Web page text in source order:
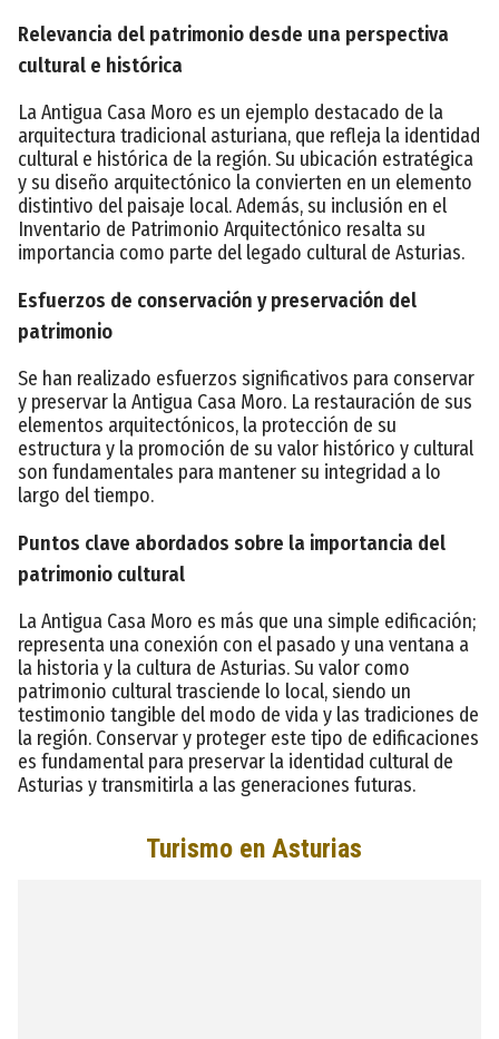
Relevancia del patrimonio desde una perspectiva
cultural e histórica
La Antigua Casa Moro es un ejemplo destacado de la
arquitectura tradicional asturiana, que refleja la identidad
cultural e histórica de la región. Su ubicación estratégica
y su diseño arquitectónico la convierten en un elemento
distintivo del paisaje local. Además, su inclusión en el
Inventario de Patrimonio Arquitectónico resalta su
importancia como parte del legado cultural de Asturias.
Esfuerzos de conservación y preservación del
patrimonio
Se han realizado esfuerzos significativos para conservar
y preservar la Antigua Casa Moro. La restauración de sus
elementos arquitectónicos, la protección de su
estructura y la promoción de su valor histórico y cultural
son fundamentales para mantener su integridad a lo
largo del tiempo.
Puntos clave abordados sobre la importancia del
patrimonio cultural
La Antigua Casa Moro es más que una simple edificación;
representa una conexión con el pasado y una ventana a
la historia y la cultura de Asturias. Su valor como
patrimonio cultural trasciende lo local, siendo un
testimonio tangible del modo de vida y las tradiciones de
la región. Conservar y proteger este tipo de edificaciones
es fundamental para preservar la identidad cultural de
Asturias y transmitirla a las generaciones futuras.